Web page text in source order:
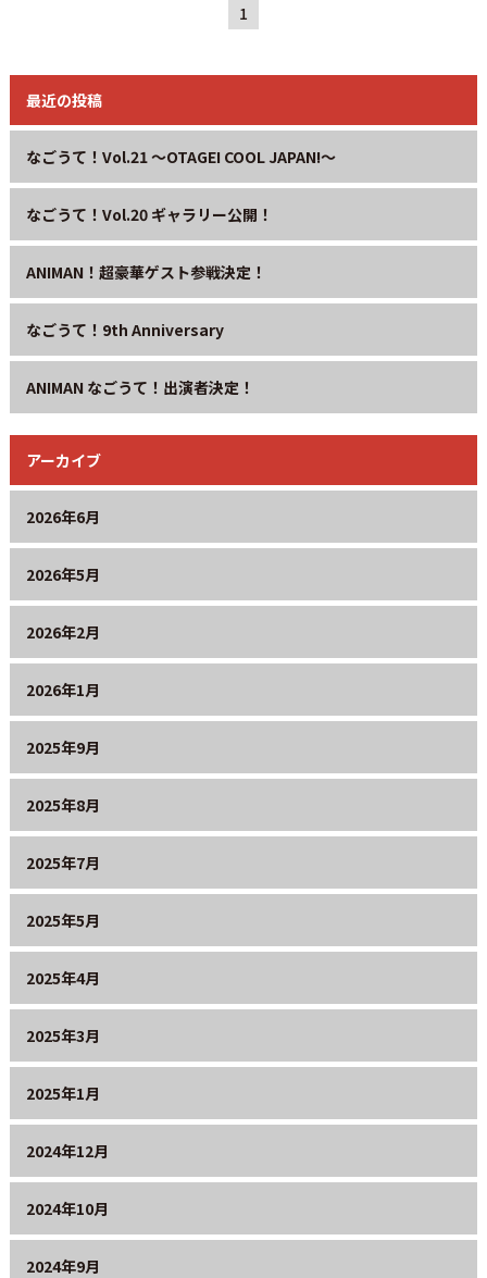
1
最近の投稿
なごうて！Vol.21 〜OTAGEI COOL JAPAN!〜
なごうて！Vol.20 ギャラリー公開！
ANIMAN！超豪華ゲスト参戦決定！
なごうて！9th Anniversary
ANIMAN なごうて！出演者決定！
アーカイブ
2026年6月
2026年5月
2026年2月
2026年1月
2025年9月
2025年8月
2025年7月
2025年5月
2025年4月
2025年3月
2025年1月
2024年12月
2024年10月
2024年9月